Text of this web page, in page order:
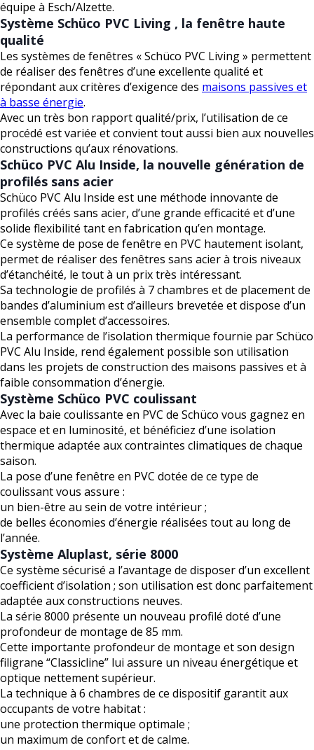
équipe à Esch/Alzette.
Système Schüco PVC Living , la fenêtre haute
qualité
Les systèmes de fenêtres « Schüco PVC Living » permettent
de réaliser des fenêtres d’une excellente qualité et
répondant aux critères d’exigence des maisons passives et
à basse énergie.
Avec un très bon rapport qualité/prix, l’utilisation de ce
procédé est variée et convient tout aussi bien aux nouvelles
constructions qu’aux rénovations.
Schüco PVC Alu Inside, la nouvelle génération de
profilés sans acier
Schüco PVC Alu Inside est une méthode innovante de
profilés créés sans acier, d’une grande efficacité et d’une
solide flexibilité tant en fabrication qu’en montage.
Ce système de pose de fenêtre en PVC hautement isolant,
permet de réaliser des fenêtres sans acier à trois niveaux
d’étanchéité, le tout à un prix très intéressant.
Sa technologie de profilés à 7 chambres et de placement de
bandes d’aluminium est d’ailleurs brevetée et dispose d’un
ensemble complet d’accessoires.
La performance de l’isolation thermique fournie par Schüco
PVC Alu Inside, rend également possible son utilisation
dans les projets de construction des maisons passives et à
faible consommation d’énergie.
Système Schüco PVC coulissant
Avec la baie coulissante en PVC de Schüco vous gagnez en
espace et en luminosité, et bénéficiez d’une isolation
thermique adaptée aux contraintes climatiques de chaque
saison.
La pose d’une fenêtre en PVC dotée de ce type de
coulissant vous assure :
un bien-être au sein de votre intérieur ;
de belles économies d’énergie réalisées tout au long de
l’année.
Système Aluplast, série 8000
Ce système sécurisé a l’avantage de disposer d’un excellent
coefficient d’isolation ; son utilisation est donc parfaitement
adaptée aux constructions neuves.
La série 8000 présente un nouveau profilé doté d’une
profondeur de montage de 85 mm.
Cette importante profondeur de montage et son design
filigrane “Classicline” lui assure un niveau énergétique et
optique nettement supérieur.
La technique à 6 chambres de ce dispositif garantit aux
occupants de votre habitat :
une protection thermique optimale ;
un maximum de confort et de calme.